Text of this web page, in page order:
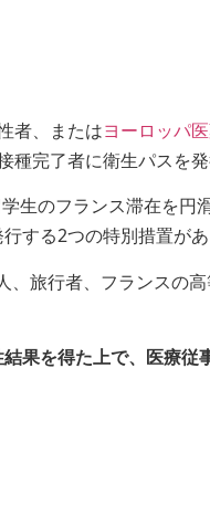
者、またはヨーロッパ
種完了者に衛生パスを発
生のフランス滞在を円
する2つの特別措置があ
旅行者、フランスの
結果を得た上で、医療